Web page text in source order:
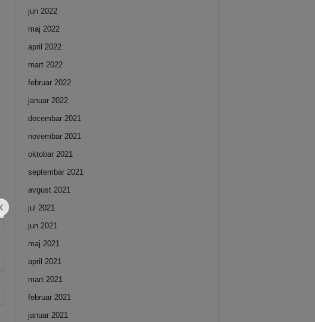
jun 2022
maj 2022
april 2022
mart 2022
februar 2022
januar 2022
decembar 2021
novembar 2021
oktobar 2021
septembar 2021
avgust 2021
jul 2021
jun 2021
maj 2021
april 2021
mart 2021
februar 2021
januar 2021